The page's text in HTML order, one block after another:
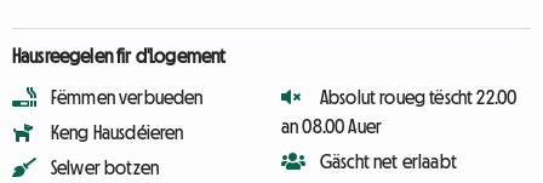
Hausreegelen fir d'Logement
Fëmmen verbueden
Keng Hausdéieren
Selwer botzen
Absolut roueg tëscht 22.00
an 08.00 Auer
Gäscht net erlaabt